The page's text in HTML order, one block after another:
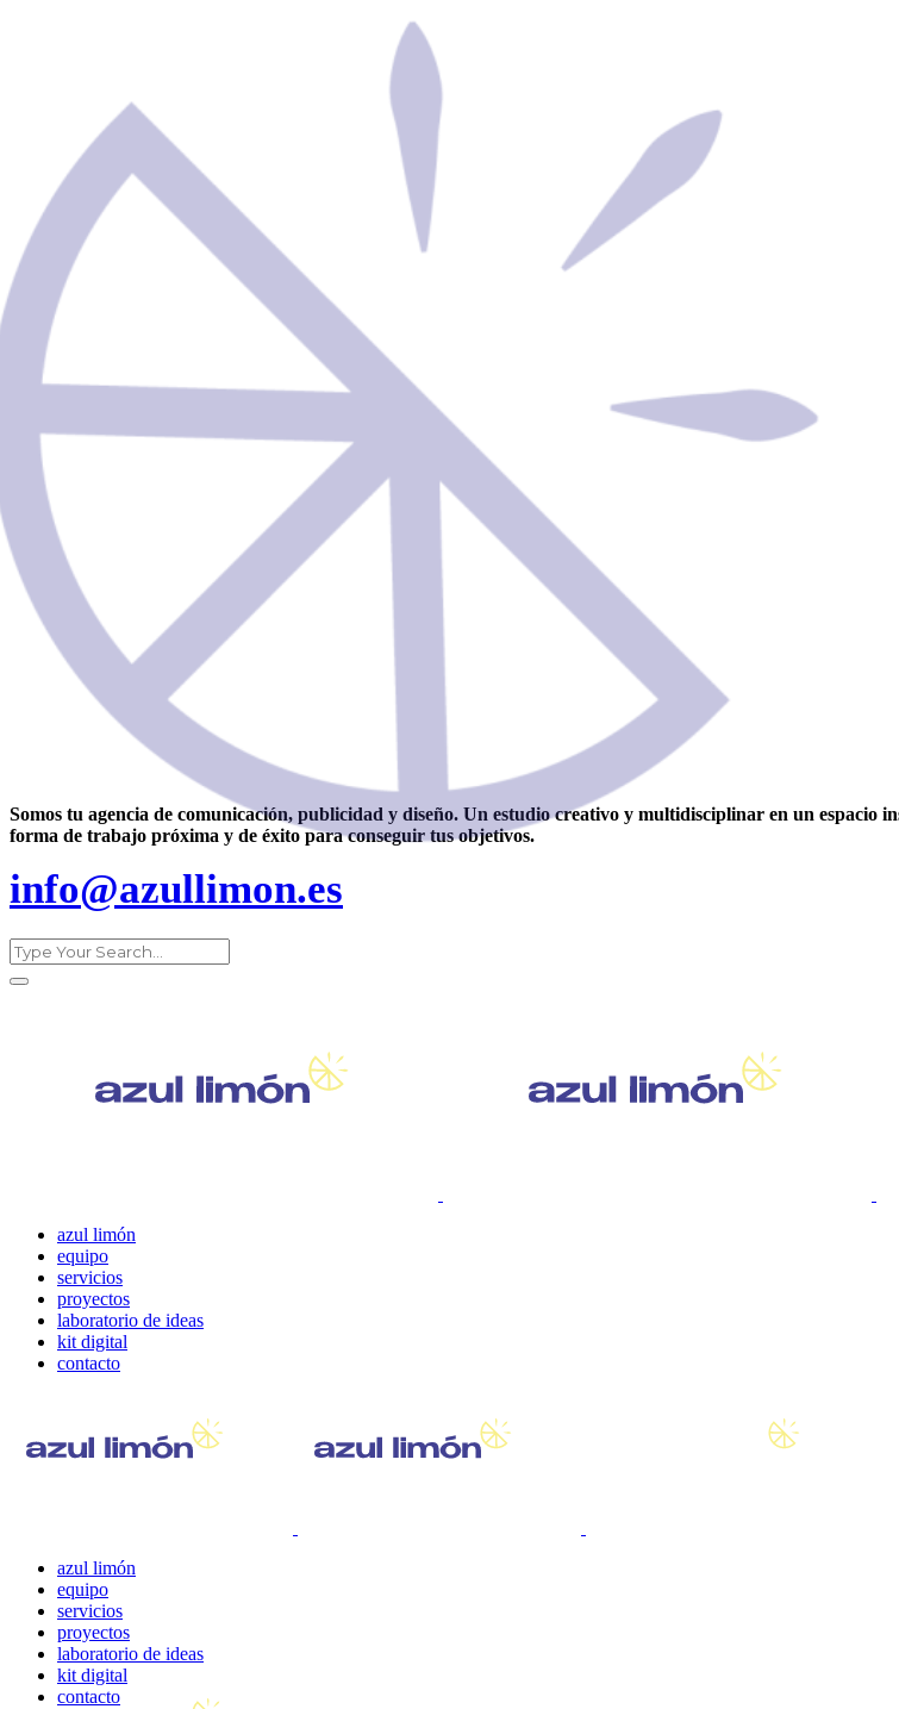
Somos tu agencia de comunicación, publicidad y diseño. Un estudio creativo y multidisciplinar en un
forma de trabajo próxima y de éxito para conseguir tus objetivos.
info@azullimon.es
azul limón
equipo
servicios
proyectos
laboratorio de ideas
kit digital
contacto
azul limón
equipo
servicios
proyectos
laboratorio de ideas
kit digital
contacto